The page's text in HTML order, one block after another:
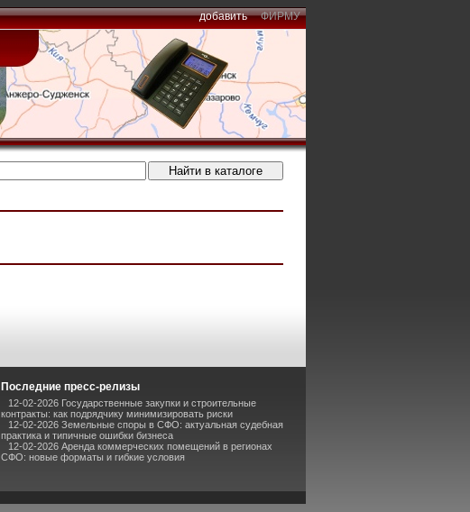
добавить ФИРМУ
Последние пресс-релизы
12-02-2026 Государственные закупки и строительные
контракты: как подрядчику минимизировать риски
12-02-2026 Земельные споры в СФО: актуальная судебная
практика и типичные ошибки бизнеса
12-02-2026 Аренда коммерческих помещений в регионах
СФО: новые форматы и гибкие условия